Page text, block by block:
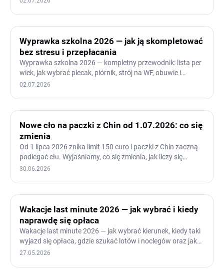
Wyprawka szkolna 2026 — jak ją skompletować
bez stresu i przepłacania
Wyprawka szkolna 2026 — kompletny przewodnik: lista per
wiek, jak wybrać plecak, piórnik, strój na WF, obuwie i
laptop…
02.07.2026
Nowe cło na paczki z Chin od 1.07.2026: co się
zmienia
Od 1 lipca 2026 znika limit 150 euro i paczki z Chin zaczną
podlegać cłu. Wyjaśniamy, co się zmienia, jak liczy się…
30.06.2026
Wakacje last minute 2026 — jak wybrać i kiedy
naprawdę się opłaca
Wakacje last minute 2026 — jak wybrać kierunek, kiedy taki
wyjazd się opłaca, gdzie szukać lotów i noclegów oraz jak…
27.05.2026